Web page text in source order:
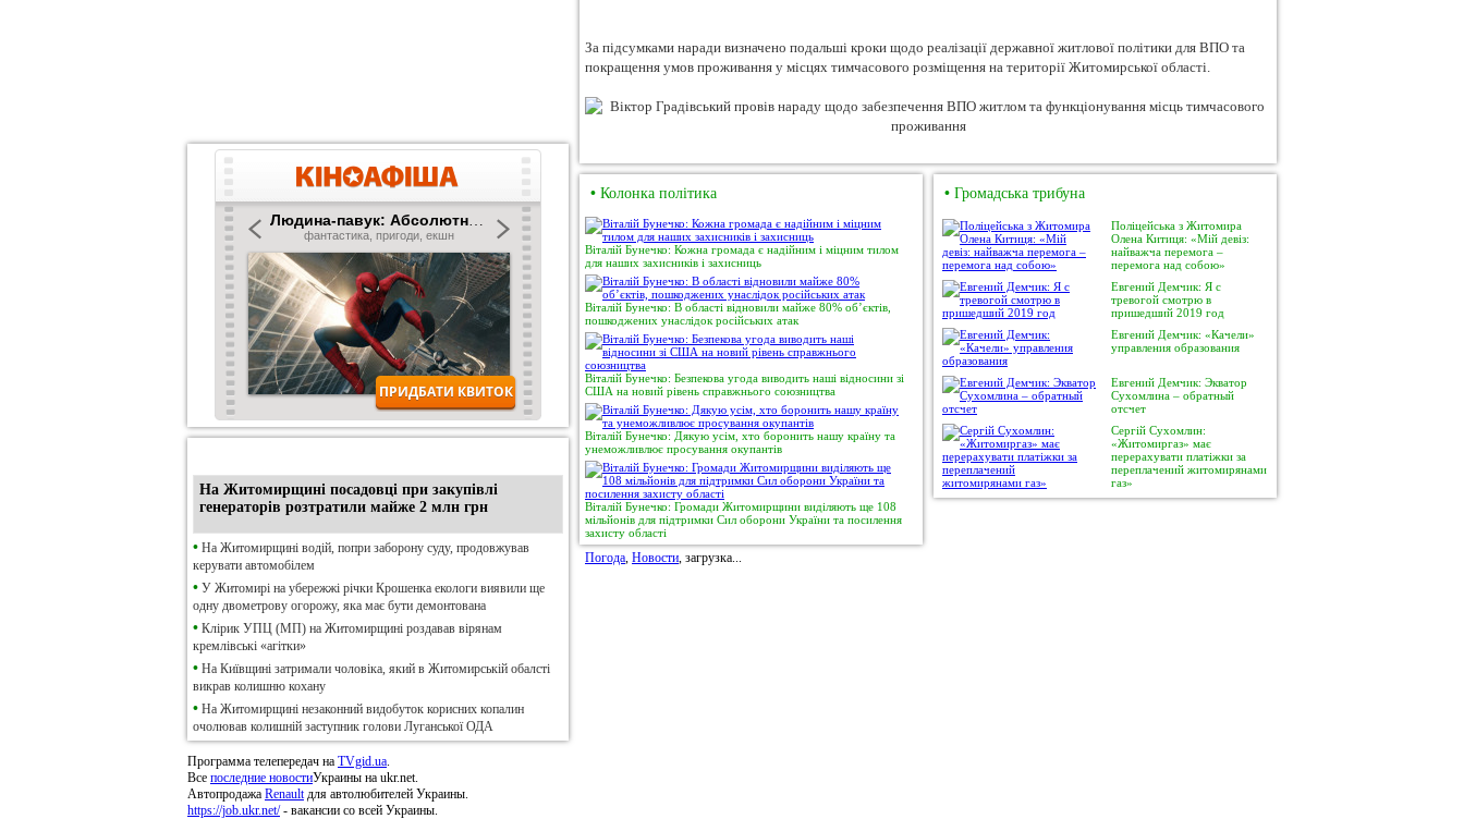
На Житомирщині посадовці при закупівлі
генераторів розтратили майже 2 млн грн
• На Житомирщині водій, попри заборону суду, продовжував
керувати автомобілем
• У Житомирі на убережжі річки Крошенка екологи виявили ще
одну двометрову огорожу, яка має бути демонтована
• Клірик УПЦ (МП) на Житомирщині роздавав вірянам
кремлівські «агітки»
• На Київщині затримали чоловіка, який в Житомирській обалсті
викрав колишню кохану
• На Житомирщині незаконний видобуток корисних копалин
очолював колишній заступник голови Луганської ОДА
Программа телепередач на TVgid.ua.
Все последние новостиУкраины на ukr.net.
Автопродажа Renaultдля автолюбителей Украины.
https://job.ukr.net/- вакансии со всей Украины.
За підсумками наради визначено подальші кроки щодо реалізації державної житлової політики для ВПО та
покращення умов проживання у місцях тимчасового розміщення на території Житомирської області.
• Колонка політика
Віталій Бунечко: Кожна громада є надійним і міцним тилом
для наших захисників і захисниць
Віталій Бунечко: В області відновили майже 80% об’єктів,
пошкоджених унаслідок російських атак
Віталій Бунечко: Безпекова угода виводить наші відносини зі
США на новий рівень справжнього союзництва
Віталій Бунечко: Дякую усім, хто боронить нашу країну та
унеможливлює просування окупантів
Віталій Бунечко: Громади Житомирщини виділяють ще 108
мільйонів для підтримки Сил оборони України та посилення
захисту області
• Громадська трибуна
Поліцейська з Житомира
Олена Китиця: «Мій девіз:
найважча перемога –
перемога над собою»
Евгений Демчик: Я с
тревогой смотрю в
пришедший 2019 год
Евгений Демчик: «Качели»
управления образования
Евгений Демчик: Экватор
Сухомлина – обратный
отсчет
Сергій Сухомлин:
«Житомиргаз» має
перерахувати платіжки за
переплачений житомирянами
газ»
Погода, Новости, загрузка...